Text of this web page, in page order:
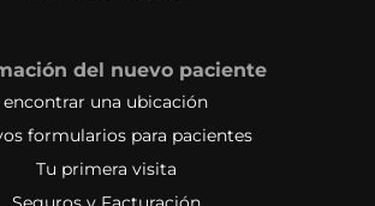
del nuevo paciente
encontrar una ubicación
formularios para pacientes
Tu primera visita